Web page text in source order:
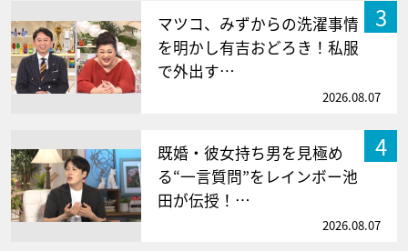
3
マツコ、みずからの洗濯事情
を明かし有吉おどろき！私服
で外出す…
2026.08.07
4
既婚・彼女持ち男を見極め
る“一言質問”をレインボー池
田が伝授！…
2026.08.07